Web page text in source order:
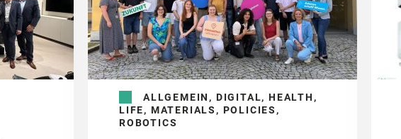
ALLGEMEIN, DIGITAL, HEALTH,
LIFE, MATERIALS, POLICIES,
ROBOTICS